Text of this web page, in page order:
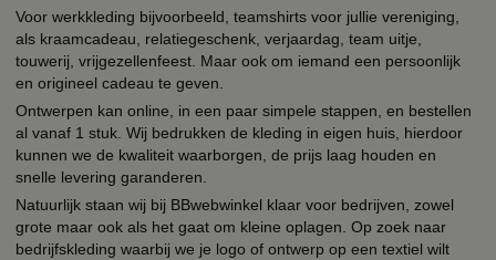
Voor werkkleding bijvoorbeeld, teamshirts voor jullie vereniging,
als kraamcadeau, relatiegeschenk, verjaardag, team uitje,
touwerij, vrijgezellenfeest. Maar ook om iemand een persoonlijk
en origineel cadeau te geven.
Ontwerpen kan online, in een paar simpele stappen, en bestellen
al vanaf 1 stuk. Wij bedrukken de kleding in eigen huis, hierdoor
kunnen we de kwaliteit waarborgen, de prijs laag houden en
snelle levering garanderen.
Natuurlijk staan wij bij BBwebwinkel klaar voor bedrijven, zowel
grote maar ook als het gaat om kleine oplagen. Op zoek naar
bedrijfskleding waarbij we je logo of ontwerp op een textiel wilt